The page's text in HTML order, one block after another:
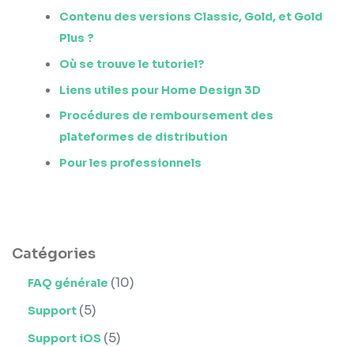
Contenu des versions Classic, Gold, et Gold
Plus ?
Où se trouve le tutoriel?
Liens utiles pour Home Design 3D
Procédures de remboursement des
plateformes de distribution
Pour les professionnels
Catégories
FAQ générale (10)
Support (5)
Support iOS (5)